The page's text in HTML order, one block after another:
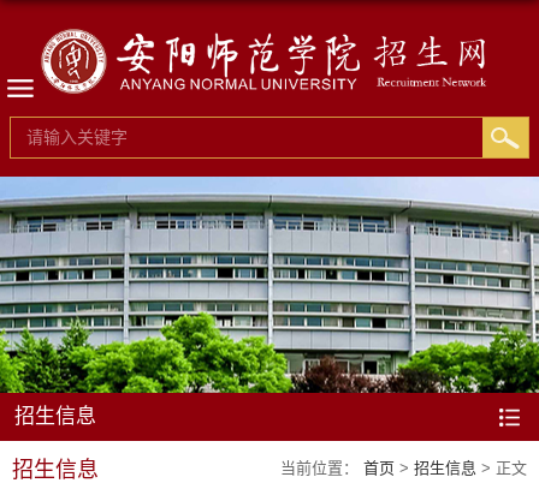
招生信息
当前位置： 首页 > 招生信息 > 正文
招生信息